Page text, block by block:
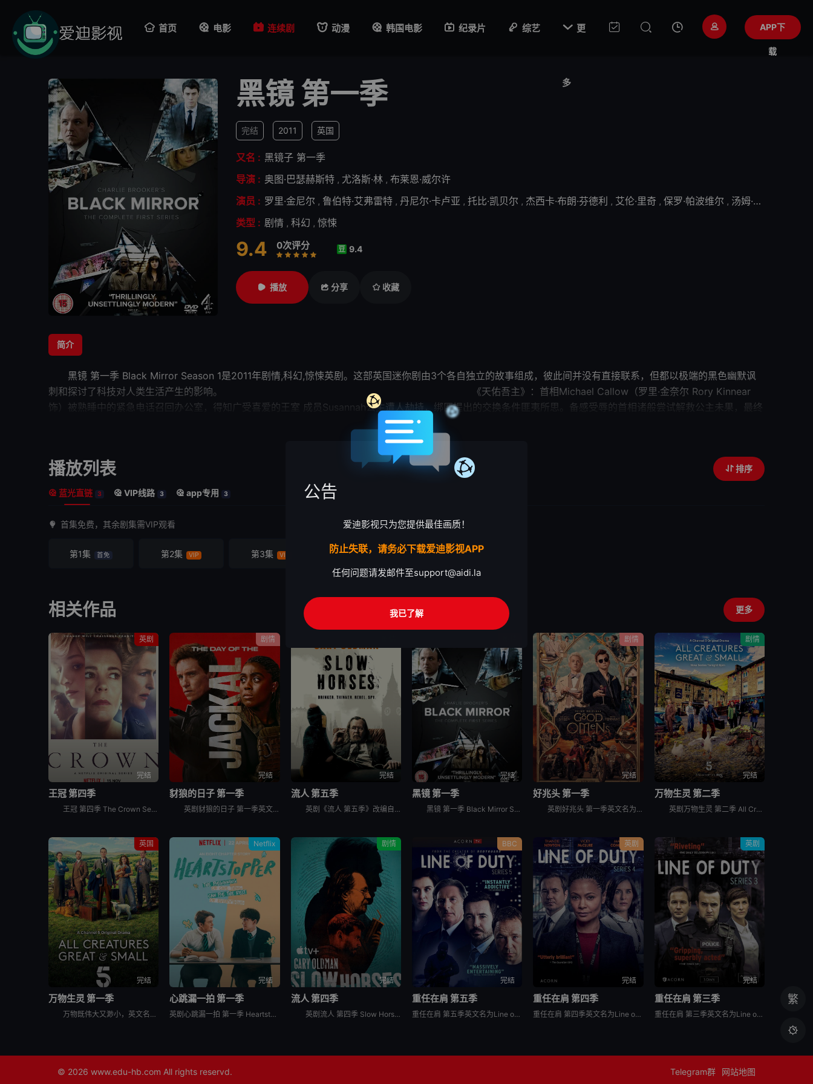
首页 电影 连续剧 动漫 韩国电影 纪录片 综艺  更
多
APP下
载
黑镜 第一季
完结 2011 英国
又名 : 黑镜子 第一季
导演 : 奥图·巴瑟赫斯特 , 尤洛斯·林 , 布莱恩·威尔许
演员 : 罗里·金尼尔 , 鲁伯特·艾弗雷特 , 丹尼尔·卡卢亚 , 托比·凯贝尔 , 杰西卡·布朗·芬德利 , 艾伦·里奇 , 保罗·帕波维尔 , 汤姆·库伦
类型 : 剧情 , 科幻 , 惊悚
9.4 0次评分
很差较差还行推荐
力荐
豆 9.4
播放 分享 收藏
简介
黑镜 第一季 Black Mirror Season 1是2011年剧情,科幻,惊悚英剧。这部英国迷你剧由3个各自独立的故事组成，彼此间并没有直接联系，但都以极端的黑色幽默讽
刺和探讨了科技对人类生活产生的影响。 《天佑吾主》：首相Michael Callow（罗里·金奈尔 Rory Kinnear
饰）被熟睡中的紧急电话召回办公室，得知广受喜爱的王室 成员Susannah公主遭人劫持，绑匪提出的交换条件匪夷所思。备感受辱的首相诸般尝试解救公主未果，最终
民意压力下就范。 《一千五百万的价值》：在未来世界，衣着统一的人们只通过虚拟网络交
流，依靠日复一日骑自行车赚取赖以为生的消费点数。不甘做行尸走肉的Bing（丹尼尔·卡卢亚 Daniel Kaluuya 饰）倾尽自己所有点数帮助天籁般歌声的Abi（杰西卡·布
朗-芬德利 Jessica Brown-Findlay 饰）登上选秀舞台，却被Abi沦为艳星的事实深深打击。 《你的全部历...
 展开
播放列表 排序
蓝光直链 3 VIP线路 3 app专用 3
首集免费，其余剧集需VIP观看
第1集 首免 第2集 VIP 第3集 VIP
相关作品 更多
英剧
完结
王冠 第四季
王冠 第四季 The Crown Season 4涵盖1977年到1990年的事件，撒切尔夫人和戴安娜正式登场。1970年代来到尾声，英女王伊丽莎白 (Olivia Colman)一家煞费苦心为年
剧情
完结
豺狼的日子 第一季
英剧豺狼的日子 第一季英文名为：The Day of the Jackal Season 1，是基于Frederick Forsyth的同名小说和1973年同名改编电影创作。“豺狼”（埃迪·雷德梅
完结
流人 第五季
英剧《流人 第五季》改编自Mick Herron所著小说系列的第五本《London Rules》。科技宅Roddy Ho有了一个魅力四射的新女友，而大家都对此持怀疑态度。当一系列越来越离奇的事件在
完结
黑镜 第一季
黑镜 第一季 Black Mirror Season 1是2011年剧情,科幻,惊悚英剧。这部英国迷你剧由3个各自独立的故事组成，彼此间并没有直接联系，但都以极端的黑色幽默讽刺和探讨了科技对人类生
剧情
完结
好兆头 第一季
英剧好兆头 第一季英文名为Good Omens Season 1，讲述的是：亚茨拉斐尔（麦克·辛 Michael Sheen 饰）是守卫城门的天使，而克劳利（大卫·田纳特 David Tennan
剧情
完结
万物生灵 第二季
英剧万物生灵 第二季 All Creatures Great and Small Season 2，讲述一个年轻兽医给乡间小动物们治病过程中发生的那些美好温情的故事。
英国
完结
万物生灵 第一季
万物既伟大又渺小，英文名为All Creatures Great and Small，是2020年上映的英国剧情影视。聚焦一个年轻的兽医去乡间的经历，有许多好笑、温馨、可爱的小事，哈利笔下的动物和
Netflix
完结
心跳漏一拍 第一季
英剧心跳漏一拍 第一季 Heartstopper Season 1讲述的是：男孩与男孩相遇、成为朋友并坠入爱河。
剧情
完结
流人 第四季
英剧流人 第四季 Slow Horses Season 4改编自原著系列中的第四本《Spook Street》。一场爆炸拉开序幕，随之引爆了一系列惊人的秘密，动摇了Slough House本就不太
BBC
完结
重任在肩 第五季
重任在肩 第五季英文名为Line of Duty Season 5，是2019年上映的英剧。一批毒品在警方押运途中被一伙蒙面歹徒劫夺，三名随行警员被害，种种迹象显示警方内部有人走漏消息。蒙面团伙的首领JohnCorbett成了AC-12的新一任对手，但他还有不为人知的另一重身份……
英剧
完结
重任在肩 第四季
重任在肩 第四季英文名为Line of Duty Season 4，是2017年上映的英剧。总督察RozHuntley刚刚侦破一起连环谋杀案，成功抓获一名连环凶手。然而法医官TimIfield却找到反腐小组AC-12，提出Roz在侦破过程中刻意忽略了对嫌疑人有利的证据，这起案件可能是一起
英剧
完结
重任在肩 第三季
重任在肩 第三季英文名为Line of Duty Season 3，是2016年的英剧。特警小组长官DannyWaldron在一次行动中击毙了一名犯罪嫌疑人，他和队员一致声称此举是出于自卫，但反腐小组AC-12的主管却认为这是一起蓄意杀人事件。随着调查深入，更多意想不到的真相浮出水面
© 2026 www.edu-hb.com All rights reservd. Telegram群 网站地图
繁

公告
爱迪影视只为您提供最佳画质！
防止失联，请务必下载爱迪影视APP
任何问题请发邮件至support@aidi.la
我已了解